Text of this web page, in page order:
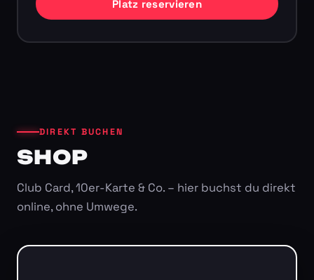
Platz reservieren
DIREKT BUCHEN
SHOP
Club Card, 10er-Karte & Co. – hier buchst du direkt
online, ohne Umwege.